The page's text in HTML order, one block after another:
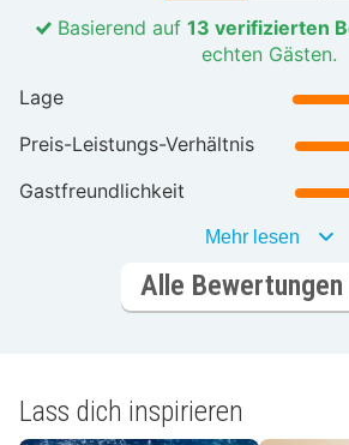
Basierend auf 13 verifizierten
echten Gästen.
Lage
Preis-Leistungs-Verhältnis
Gastfreundlichkeit
Mehr lesen
Alle
Lass dich inspirieren